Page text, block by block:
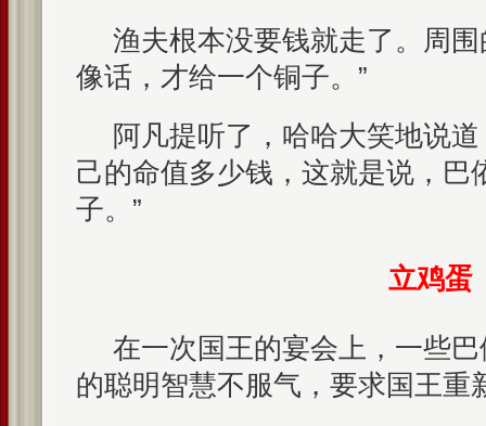
渔夫根本没要钱就走了。周
像话，才给一个铜子。”
阿凡提听了，哈哈大笑地说
己的命值多少钱，这就是说，巴
子。”
立鸡蛋
在一次国王的宴会上，一些
的聪明智慧不服气，要求国王重